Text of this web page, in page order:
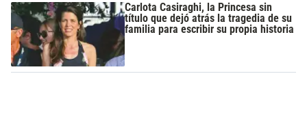
Carlota Casiraghi, la Princesa sin
título que dejó atrás la tragedia de su
familia para escribir su propia historia